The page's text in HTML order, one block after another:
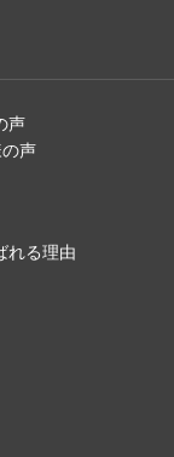
声
声
れる理由